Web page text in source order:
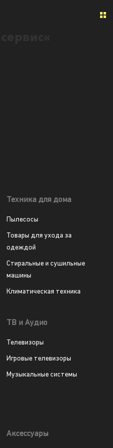
Техника для дома
Пылесосы
Товары для ухода за
одеждой
Стиральные и сушильные
машины
Климатическая техника
ТВ и Аудио
Телевизоры
Игровые телевизоры
Музыкальные системы
Аксессуары